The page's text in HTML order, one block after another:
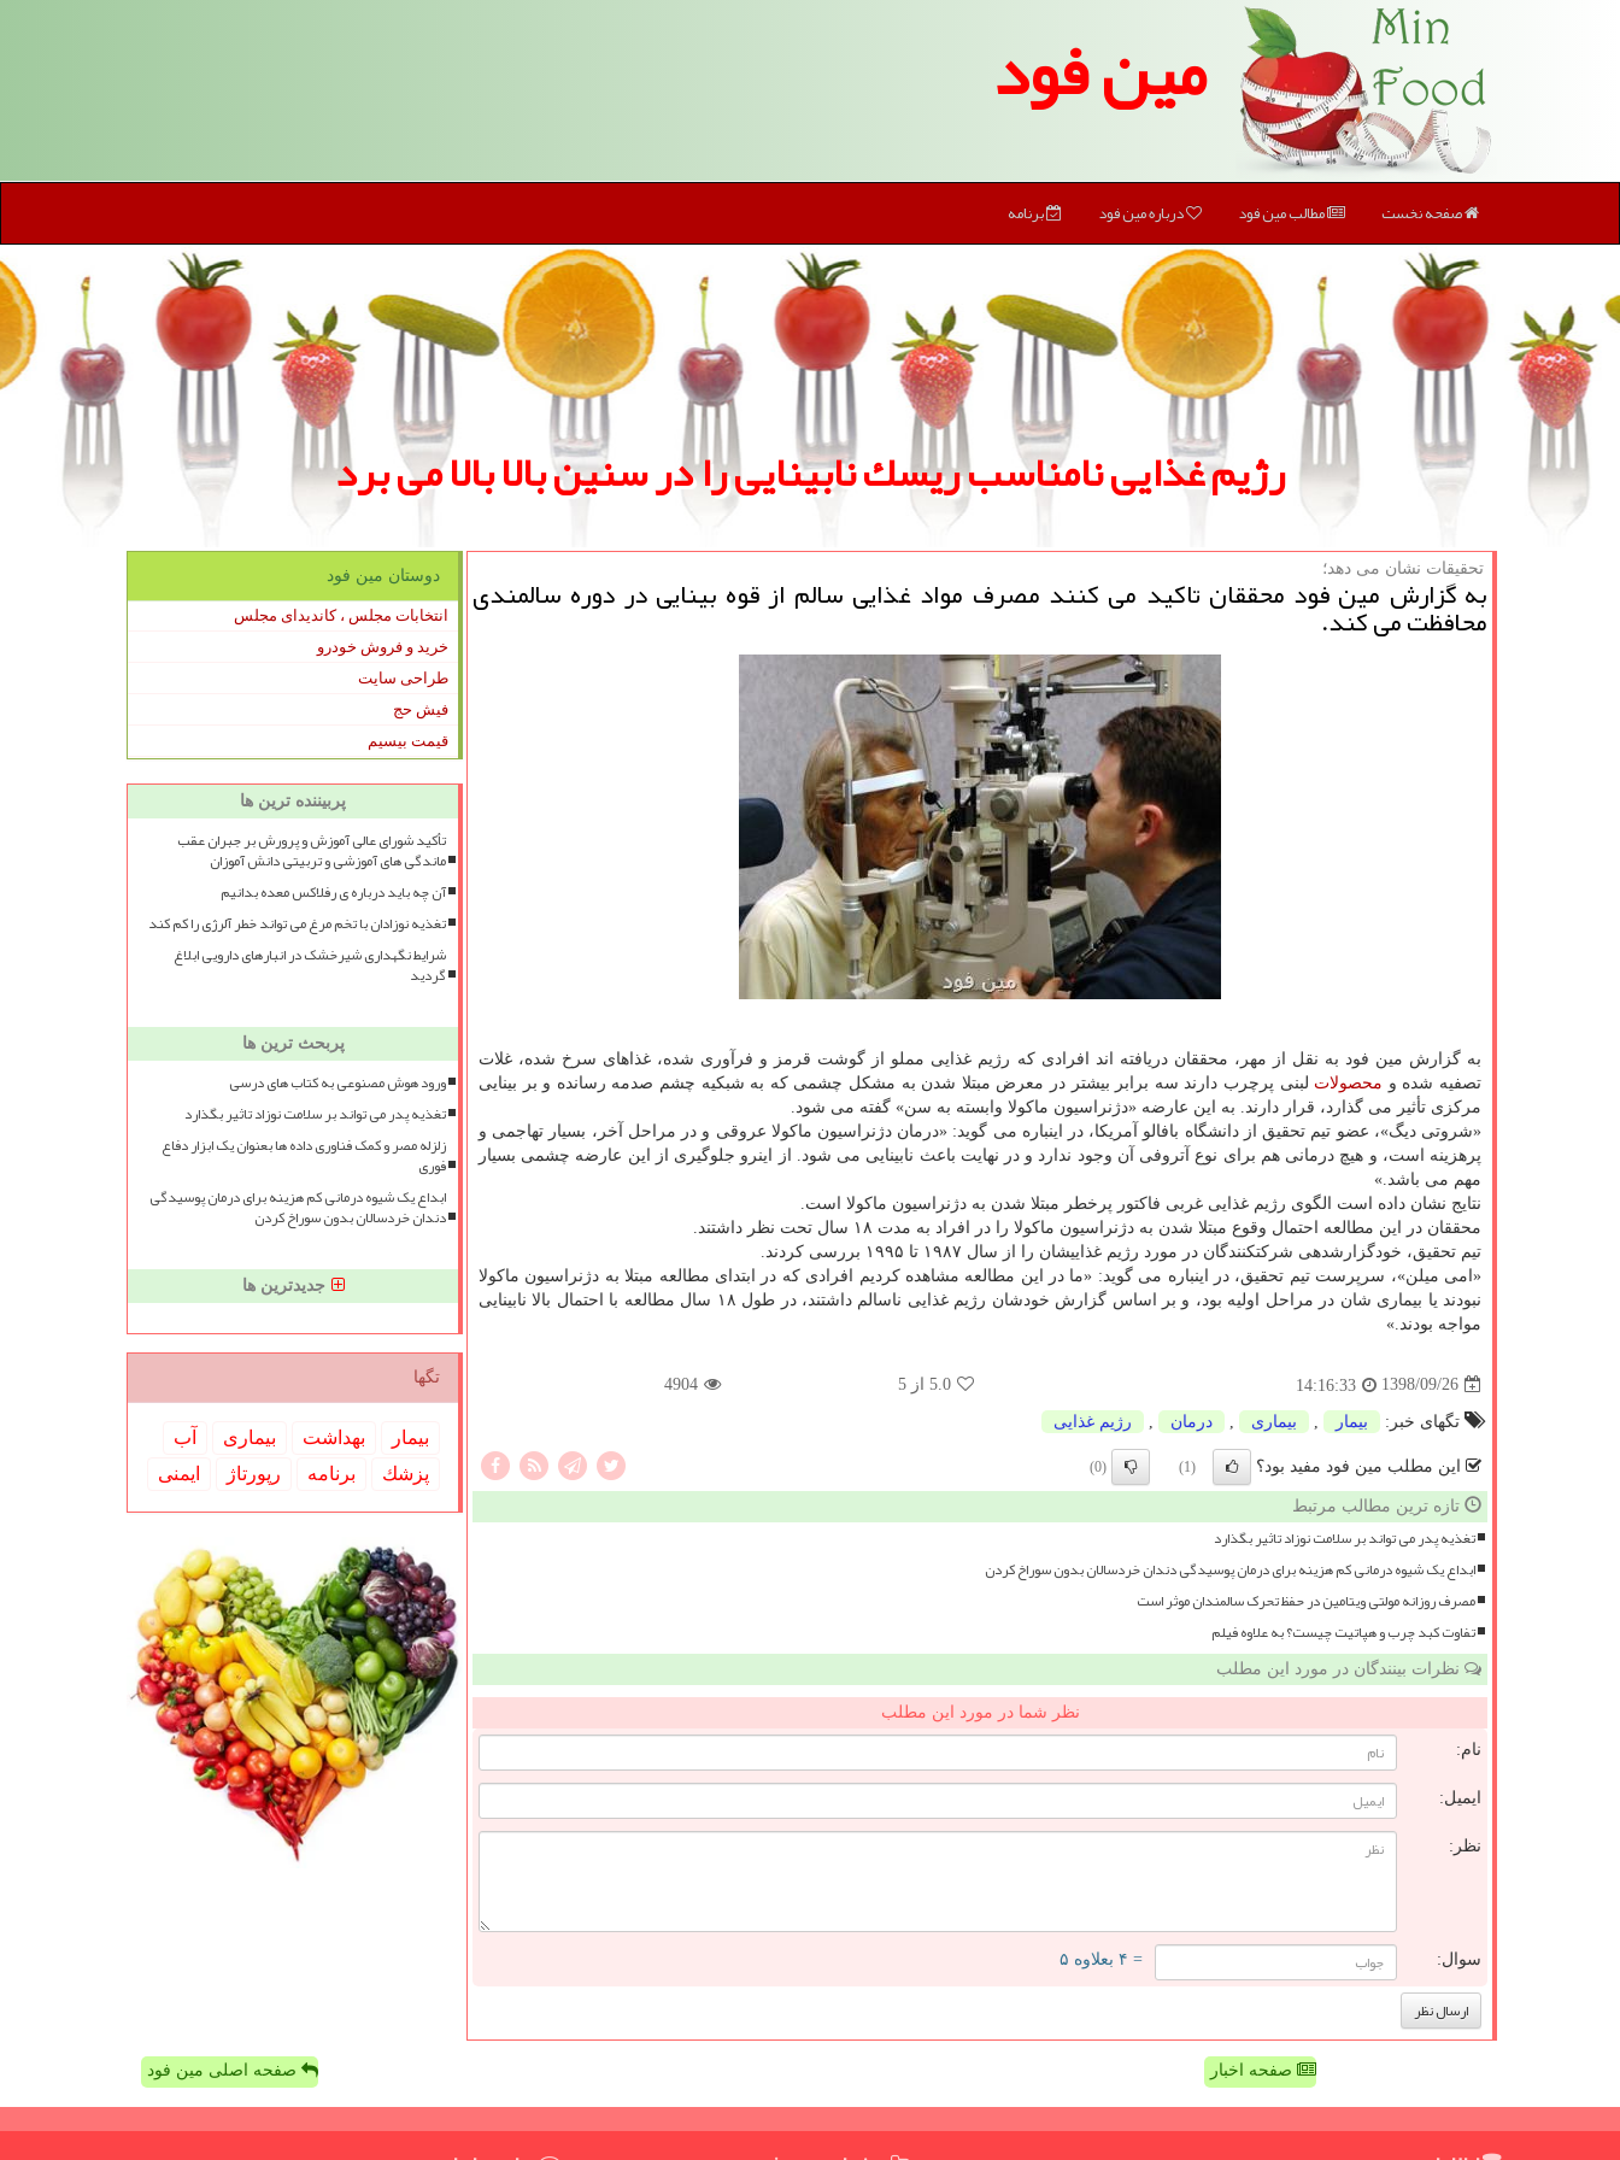
مین فود
صفحه نخست مطالب مین فود درباره مین فود برنامه
رژیم غذایی نامناسب ریسك نابینایی را در سنین بالا بالا می برد
تحقیقات نشان می دهد؛
به گزارش مین فود محققان تاكید می كنند مصرف مواد غذایی سالم از قوه بینایی در دوره سالمندی
محافظت می كند.
به گزارش مین فود به نقل از مهر، محققان دریافته اند افرادی كه رژیم غذایی مملو از گوشت قرمز و فرآوری شده، غذاهای سرخ شده، غلات
تصفیه شده و محصولات لبنی پرچرب دارند سه برابر بیشتر در معرض مبتلا شدن به مشكل چشمی كه به شبكیه چشم صدمه رسانده و بر بینایی
مركزی تأثیر می گذارد، قرار دارند. به این عارضه «دژنراسیون ماكولا وابسته به سن» گفته می شود.
«شروتی دیگ»، عضو تیم تحقیق از دانشگاه بافالو آمریكا، در اینباره می گوید: «درمان دژنراسیون ماكولا عروقی و در مراحل آخر، بسیار تهاجمی و
پرهزینه است، و هیچ درمانی هم برای نوع آتروفی آن وجود ندارد و در نهایت باعث نابینایی می شود. از اینرو جلوگیری از این عارضه چشمی بسیار
مهم می باشد.»
نتایج نشان داده است الگوی رژیم غذایی غربی فاكتور پرخطر مبتلا شدن به دژنراسیون ماكولا است.
محققان در این مطالعه احتمال وقوع مبتلا شدن به دژنراسیون ماكولا را در افراد به مدت ۱۸ سال تحت نظر داشتند.
تیم تحقیق، خودگزارش­دهی شركت­كنندگان در مورد رژیم غذایی­شان را از سال ۱۹۸۷ تا ۱۹۹۵ بررسی كردند.
«امی میلن»، سرپرست تیم تحقیق، در اینباره می گوید: «ما در این مطالعه مشاهده كردیم افرادی كه در ابتدای مطالعه مبتلا به دژنراسیون ماكولا
نبودند یا بیماری شان در مراحل اولیه بود، و بر اساس گزارش خودشان رژیم غذایی ناسالم داشتند، در طول ۱۸ سال مطالعه با احتمال بالا نابینایی
مواجه بودند.»
1398/09/26
14:16:33
5.0 از 5 4904
تگهای خبر: بیمار بیماری درمان رژیم غذایی
این مطلب مین فود مفید بود؟ (1)
(0)
تازه ترین مطالب مرتبط
تغذیه پدر می تواند بر سلامت نوزاد تاثیر بگذارد
ابداع یک شیوه درمانی کم هزینه برای درمان پوسیدگی دندان خردسالان بدون سوراخ کردن
مصرف روزانه مولتی ویتامین در حفظ تحرک سالمندان موثر است
تفاوت کبد چرب و هپاتیت چیست؟ به علاوه فیلم
نظرات بینندگان در مورد این مطلب
نظر شما در مورد این مطلب
نام:
ایمیل:
نظر:
سوال: = ۴ بعلاوه ۵
دوستان مین فود
انتخابات مجلس ، کاندیدای مجلس
خرید و فروش خودرو
طراحی سایت
فیش حج
قیمت بیسیم
پربیننده ترین ها
تأکید شورای عالی آموزش و پرورش بر جبران عقب
ماندگی های آموزشی و تربیتی دانش آموزان
آن چه باید درباره ی رفلاکس معده بدانیم
تغذیه نوزادان با تخم مرغ می تواند خطر آلرژی را کم کند
شرایط نگهداری شیرخشک در انبارهای دارویی ابلاغ
گردید
پربحث ترین ها
ورود هوش مصنوعی به کتاب های درسی
تغذیه پدر می تواند بر سلامت نوزاد تاثیر بگذارد
زلزله مصر و کمک فناوری داده ها بعنوان یک ابزار دفاع
فوری
ابداع یک شیوه درمانی کم هزینه برای درمان پوسیدگی
دندان خردسالان بدون سوراخ کردن
جدیدترین ها
تگها
بیمار بهداشت بیماری
آب
پزشك
برنامه رپورتاژ ایمنی
صفحه اخبار صفحه اصلی مین فود